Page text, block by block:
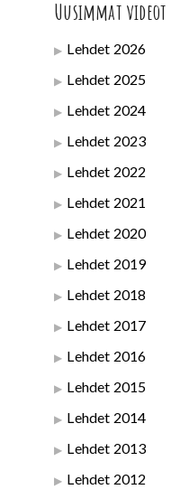
Uusimmat videot
Lehdet 2026
Lehdet 2025
Lehdet 2024
Lehdet 2023
Lehdet 2022
Lehdet 2021
Lehdet 2020
Lehdet 2019
Lehdet 2018
Lehdet 2017
Lehdet 2016
Lehdet 2015
Lehdet 2014
Lehdet 2013
Lehdet 2012